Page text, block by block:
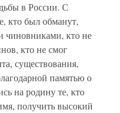
в России. С
кто был обманут,
чиновниками, кто не
кто не смог
существования,
памятью о
на родину те, кто
получить высокий